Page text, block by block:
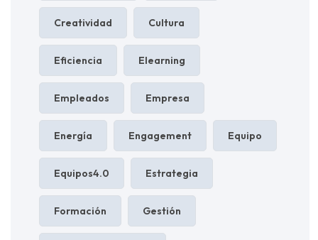
Creatividad Cultura
Eficiencia Elearning
Empleados Empresa
Energía Engagement Equipo
Equipos4.0 Estrategia
Formación Gestión